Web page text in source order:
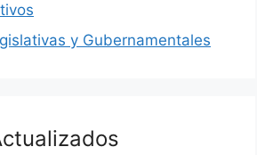
y Gubernamentales